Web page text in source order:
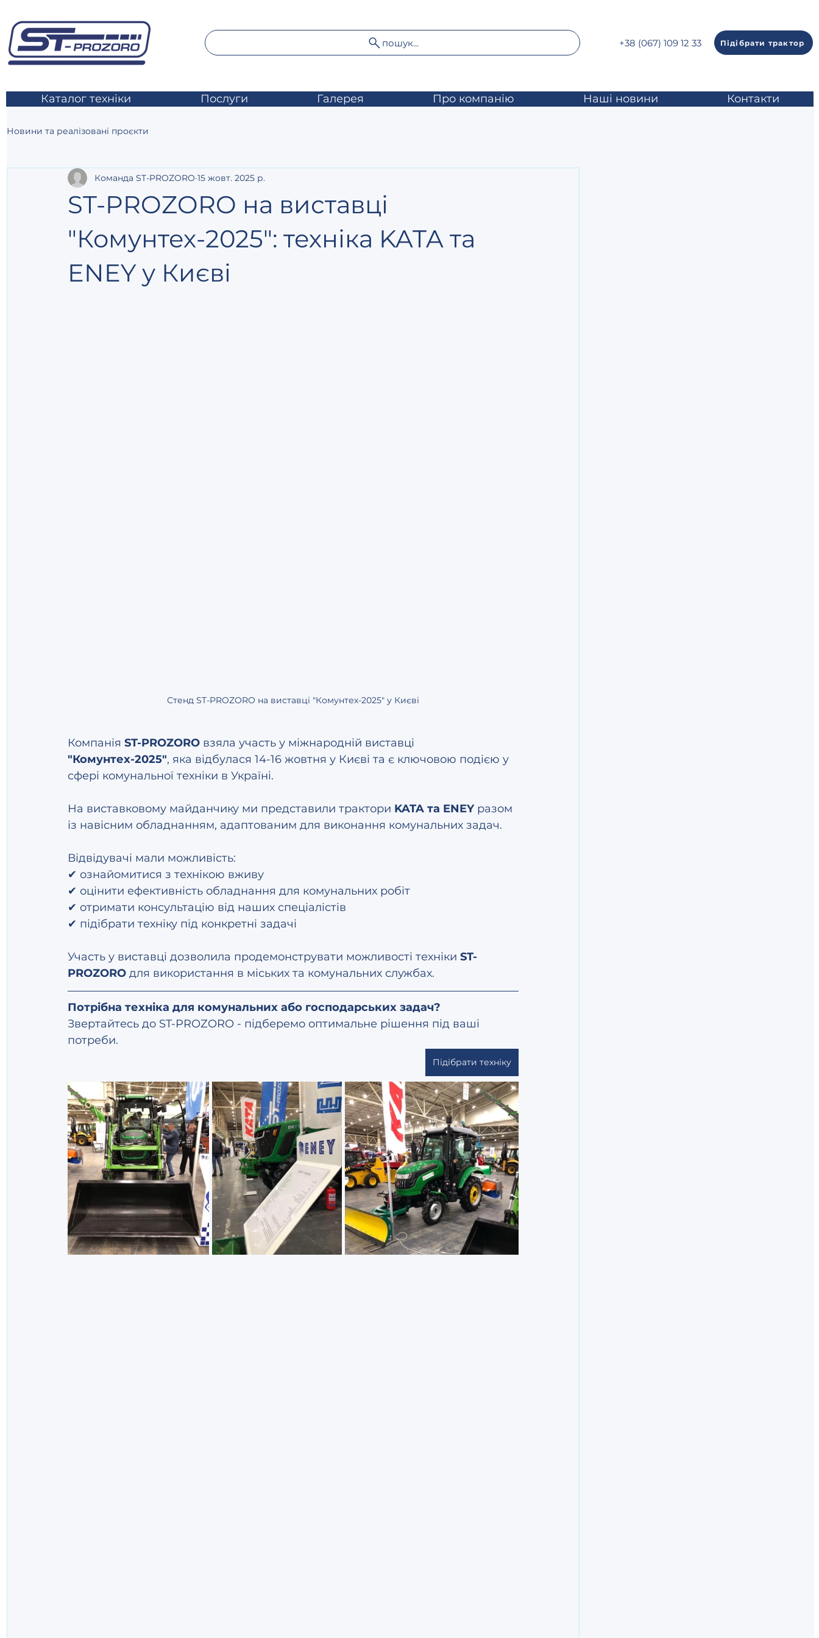
пошук... +38 (067) 109 12 33 Підібрати трактор
Каталог техніки Послуги Галерея Про компанію Наші новини Контакти
Новини та реалізовані проєкти
ST-PROZORO на виставці
"Комунтех-2025": техніка KATA та
ENEY у Києві
Команда ST-PROZORO 15 жовт. 2025 р.
Стенд ST-PROZORO на виставці "Комунтех-2025" у Києві
Компанія ST-PROZORO взяла участь у міжнародній виставці
"Комунтех-2025", яка відбулася 14-16 жовтня у Києві та є ключовою подією у
сфері комунальної техніки в Україні.
На виставковому майданчику ми представили трактори KATA та ENEY разом
із навісним обладнанням, адаптованим для виконання комунальних задач.
Відвідувачі мали можливість:
✔ ознайомитися з технікою вживу
✔ оцінити ефективність обладнання для комунальних робіт
✔ отримати консультацію від наших спеціалістів
✔ підібрати техніку під конкретні задачі
Участь у виставці дозволила продемонструвати можливості техніки ST-
PROZORO для використання в міських та комунальних службах.
Потрібна техніка для комунальних або господарських задач?
Звертайтесь до ST-PROZORO - підберемо оптимальне рішення під ваші
потреби.
Підібрати техніку